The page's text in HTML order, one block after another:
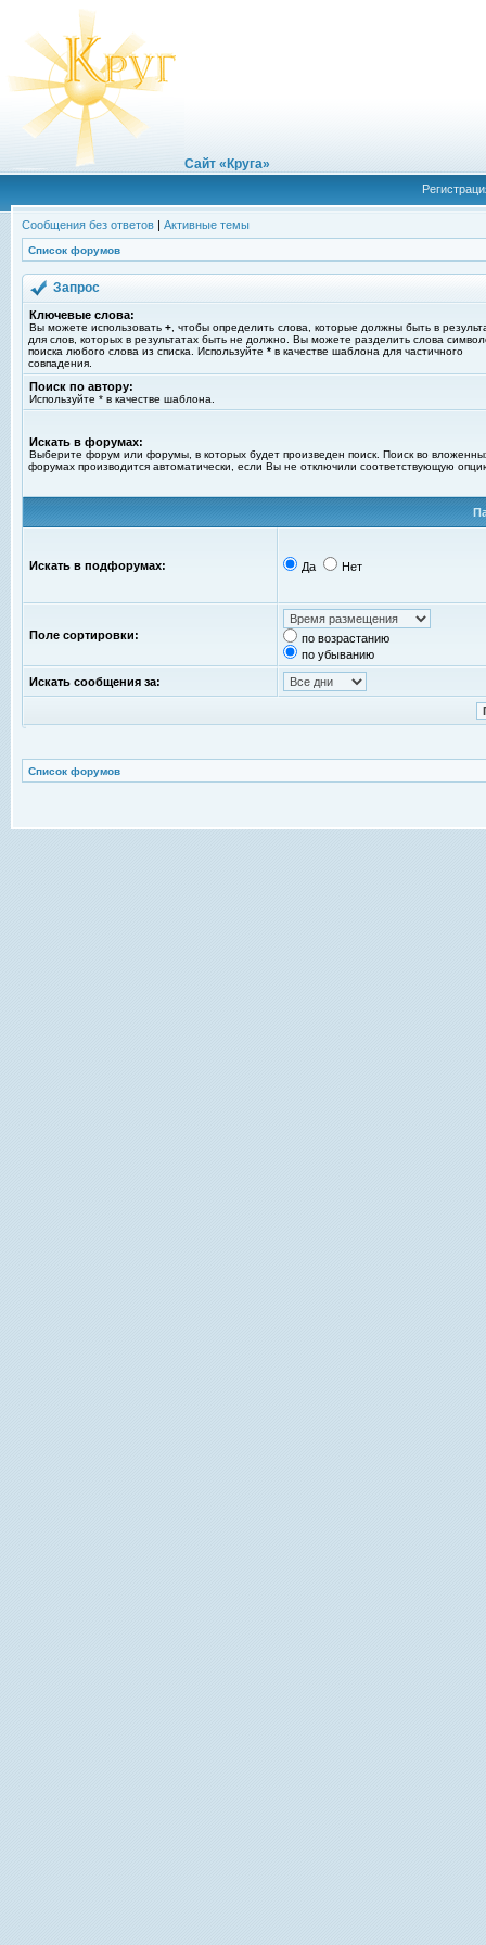
Сайт «Круга»
Сообщения без ответов | Активные темы
Список форумов
Запрос
Ключевые слова:
Вы можете использовать + , чтобы определить слова, которые должны быть в
для слов, которых в результатах быть не должно. Вы можете разделить слова
поиска любого слова из списка. Используйте * в качестве шаблона для частичного
совпадения.
Поиск по автору:
Используйте * в качестве шаблона.
Искать в форумах:
Выберите форум или форумы, в которых будет произведен поиск. Поиск во
форумах производится автоматически, если Вы не отключили соответствующую
Искать в подфорумах: Да Нет
Поле сортировки:
по возрастанию
по убыванию
Искать сообщения за:
Список форумов